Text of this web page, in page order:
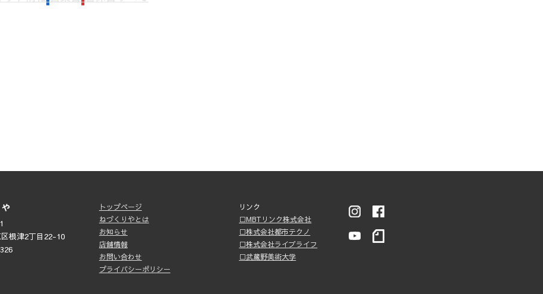
根津2丁目22-10
トップページ
ねづくりやとは
お知らせ
店舗情報
お問い合わせ
プライバシーポリシー
リンク
□MBTリンク株式会社
□株式会社都市テクノ
□株式会社ライブライフ
□武蔵野美術大学